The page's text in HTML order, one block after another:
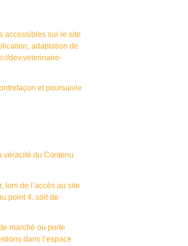
accessibles sur le site
adaptation de
dev.veterinaire-
et poursuivie
véracité du Contenu
lors de l’accès au site
point 4, soit de
marché ou perte
dans l’espace